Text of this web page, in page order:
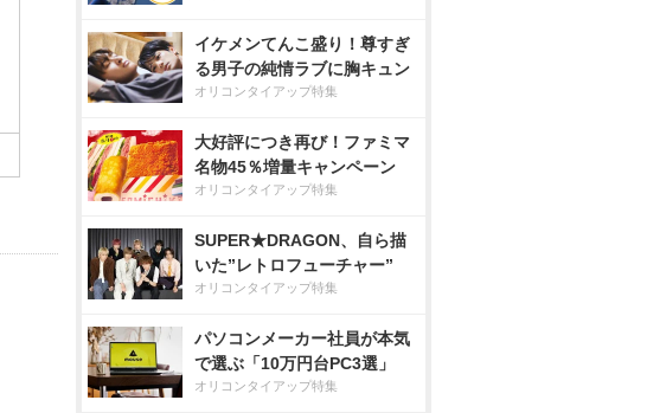
イケメンてんこ盛り！尊すぎ
る男子の純情ラブに胸キュン
オリコンタイアップ特集
大好評につき再び！ファミマ
名物45％増量キャンペーン
オリコンタイアップ特集
SUPER★DRAGON、自ら描
いた”レトロフューチャー”
オリコンタイアップ特集
パソコンメーカー社員が本気
で選ぶ「10万円台PC3選」
オリコンタイアップ特集